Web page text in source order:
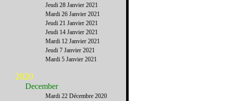
Jeudi 28 Janvier 2021
Mardi 26 Janvier 2021
Jeudi 21 Janvier 2021
Jeudi 14 Janvier 2021
Mardi 12 Janvier 2021
Jeudi 7 Janvier 2021
Mardi 5 Janvier 2021
2020
December
Mardi 22 Décembre 2020